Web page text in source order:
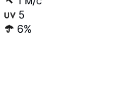
5
6%